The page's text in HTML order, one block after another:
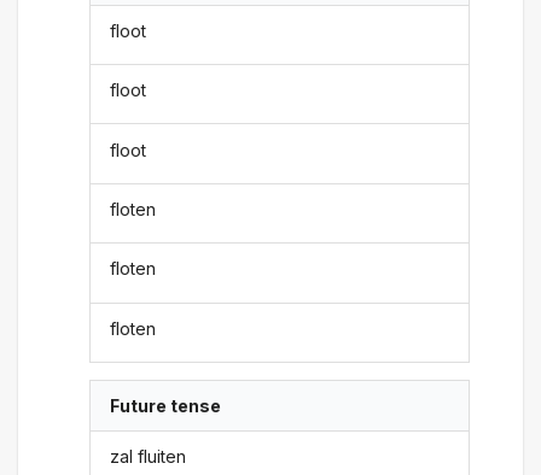
floot
floot
floot
floten
floten
floten
Future tense
zal fluiten